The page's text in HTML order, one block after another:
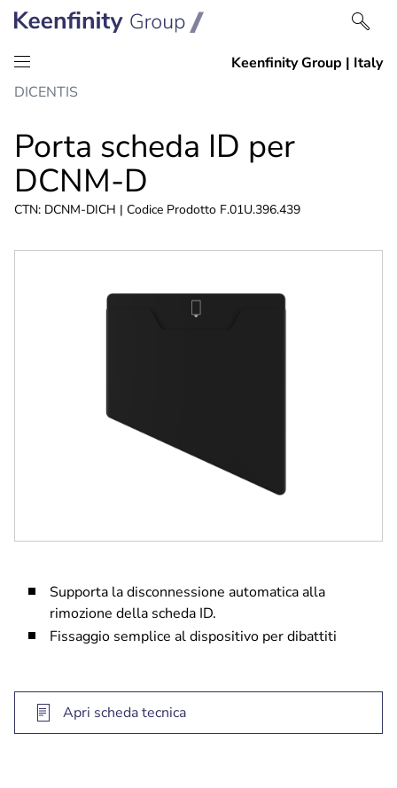
Salta
contenuto
Vai
navigazione
DICENTIS
Porta scheda ID per
DCNM-D
CTN: DCNM-DICH | Codice Prodotto F.01U.396.439
Supporta la disconnessione automatica alla
rimozione della scheda ID.
Fissaggio semplice al dispositivo per dibattiti
Apri scheda tecnica